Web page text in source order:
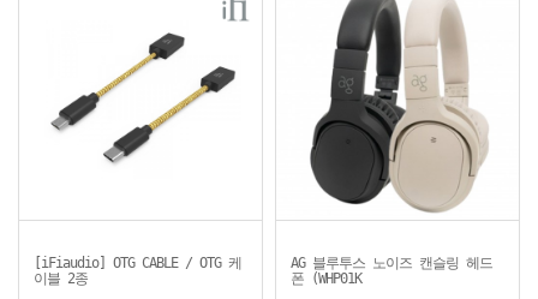
[iFiaudio] OTG CABLE / OTG 케
이블 2종
AG 블루투스 노이즈 캔슬링 헤드
폰 (WHP01K